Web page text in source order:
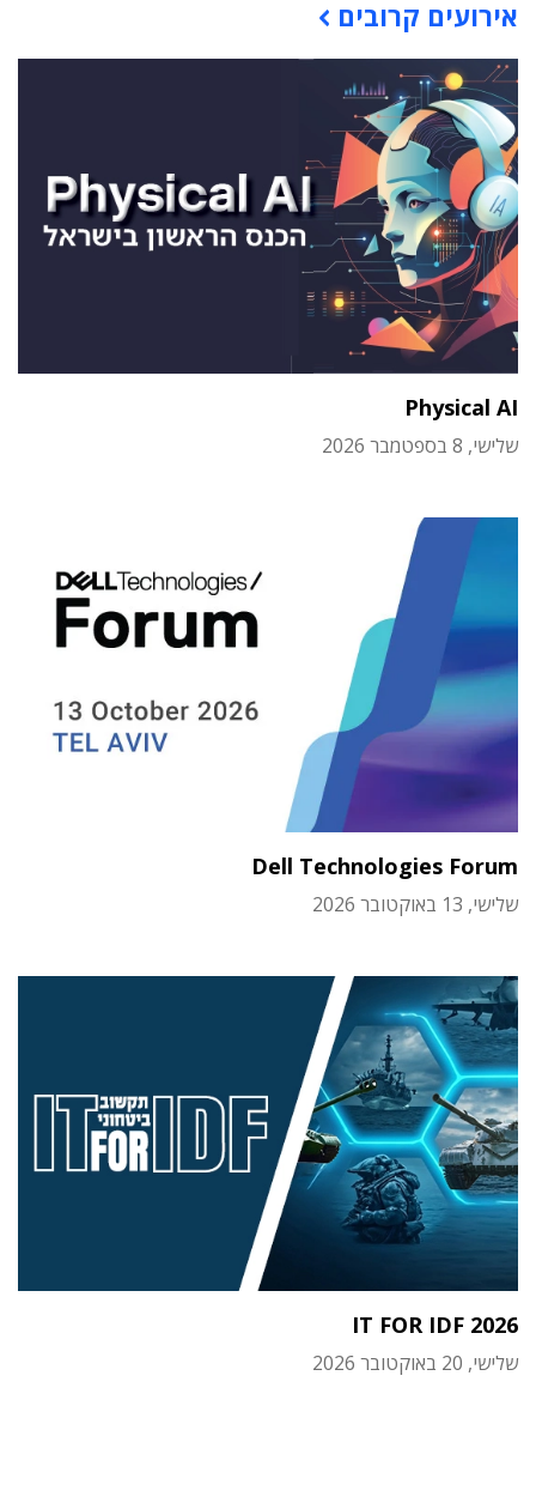
אירועים קרובים
Physical AI
שלישי, 8 בספטמבר 2026
Dell Technologies Forum
שלישי, 13 באוקטובר 2026
IT FOR IDF 2026
שלישי, 20 באוקטובר 2026